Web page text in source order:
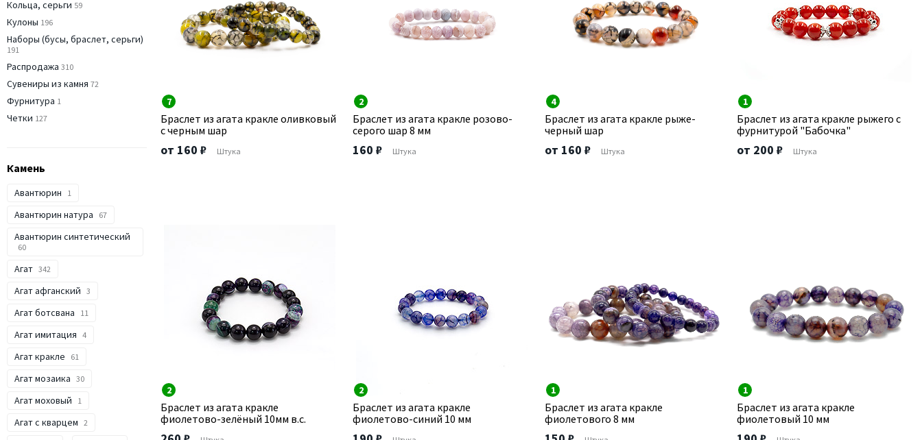
Кольца, серьги 59
Кулоны 196
Наборы (бусы, браслет, серьги)
191
Распродажа 310
Сувениры из камня 72
Фурнитура 1
Четки 127
Камень
Авантюрин 1
Авантюрин натура 67
Авантюрин синтетический
60
Агат 342
Агат афганский 3
Агат ботсвана 11
Агат имитация 4
Агат кракле 61
Агат мозаика 30
Агат моховый 1
Агат с кварцем 2
7
Браслет из агата кракле оливковый
с черным шар
от 160 ₽ Штука
2
Браслет из агата кракле розово-
серого шар 8 мм
160 ₽ Штука
4
Браслет из агата кракле рыже-
черный шар
от 160 ₽ Штука
1
Браслет из агата кракле рыжего с
фурнитурой "Бабочка"
от 200 ₽ Штука
2
Браслет из агата кракле
фиолетово-зелёный 10мм в.с.
2
Браслет из агата кракле
фиолетово-синий 10 мм
1
Браслет из агата кракле
фиолетового 8 мм
1
Браслет из агата кракле
фиолетовый 10 мм